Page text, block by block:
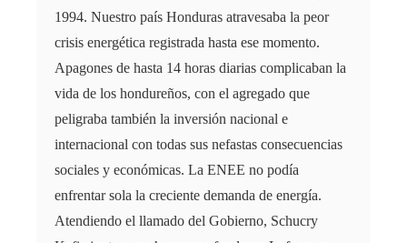
1994. Nuestro país Honduras atravesaba la peor
crisis energética registrada hasta ese momento.
Apagones de hasta 14 horas diarias complicaban la
vida de los hondureños, con el agregado que
peligraba también la inversión nacional e
internacional con todas sus nefastas consecuencias
sociales y económicas. La ENEE no podía
enfrentar sola la creciente demanda de energía.
Atendiendo el llamado del Gobierno, Schucry